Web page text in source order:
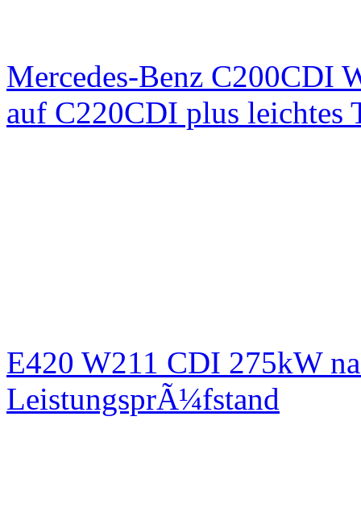
Mercedes-Benz C200CDI
auf C220CDI plus
E420 W211 CDI 275kW
LeistungsprÃ¼fstand